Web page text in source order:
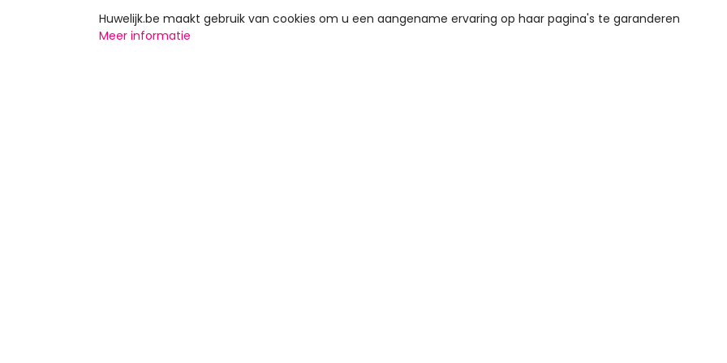
Huwelijk.be maakt gebruik van cookies om u een aangename ervaring op haar pagina's te garanderen
Meer informatie